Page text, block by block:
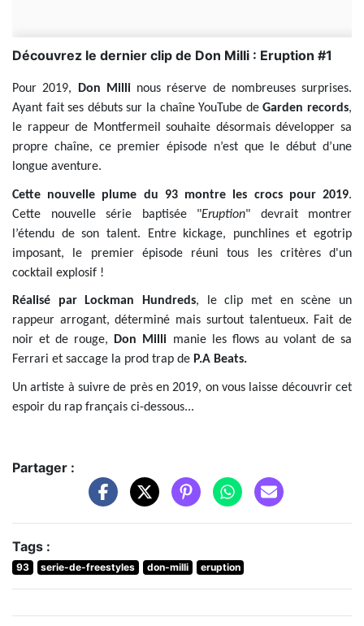
Découvrez le dernier clip de Don Milli : Eruption #1
Pour 2019, Don Millinous réserve de nombreuses surprises.
Ayant fait ses débuts sur la chaîne YouTube deGarden records,
le rappeur de Montfermeil souhaite désormais développer sa
propre chaîne, ce premier épisode n’est que le début d’une
longue aventure.
Cette nouvelle plume du 93 montre les crocs pour 2019.
Cette nouvelle série baptisée "Eruption" devrait montrer
l’étendu de son talent. Entre kickage, punchlines et egotrip
imposant, le premier épisode réuni tous les critères d'un
cocktail explosif !
Réalisé par Lockman Hundreds, le clip met en scène un
rappeur arrogant, déterminé mais surtout talentueux. Fait de
noir et de rouge, Don Milli manie les flows au volant de sa
Ferrari et saccage la prod trap de P.A Beats.
Un artiste à suivre de près en 2019, on vous laisse découvrir cet
espoir du rap français ci-dessous...
Partager :
Tags :
93 serie-de-freestyles don-milli eruption